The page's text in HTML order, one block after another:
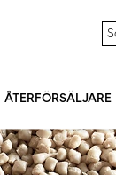
ÅTERFÖRSÄLJARE